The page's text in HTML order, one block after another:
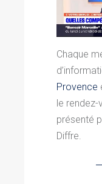
Chaque
Provence
le rendez-
présenté
Diffre.